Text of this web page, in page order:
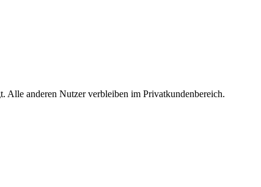
Alle anderen Nutzer verbleiben im Privatkundenbereich.